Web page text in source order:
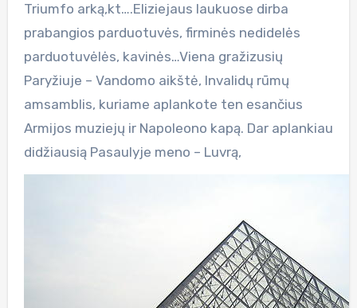
Triumfo arką,kt….Eliziejaus laukuose dirba
prabangios parduotuvės, firminės nedidelės
parduotuvėlės, kavinės…Viena gražizusių
Paryžiuje – Vandomo aikštė, Invalidų rūmų
amsamblis, kuriame aplankote ten esančius
Armijos muziejų ir Napoleono kapą. Dar aplankiau
didžiausią Pasaulyje meno – Luvrą,